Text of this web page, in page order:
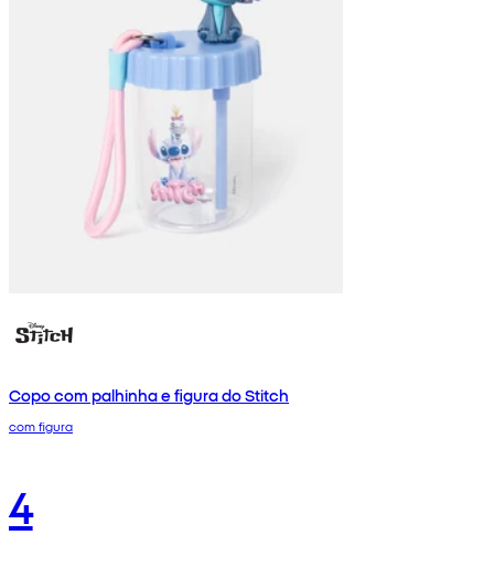
Copo com palhinha e figura do Stitch
com figura
4